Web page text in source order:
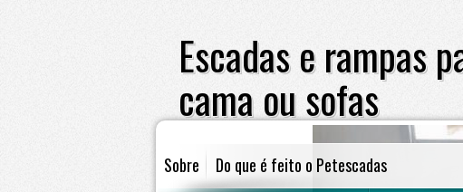
Escadas e rampas
cama ou sofas
escadas e rampas para cães subir em sofá ou
Sobre
Do que é feito o Petescadas